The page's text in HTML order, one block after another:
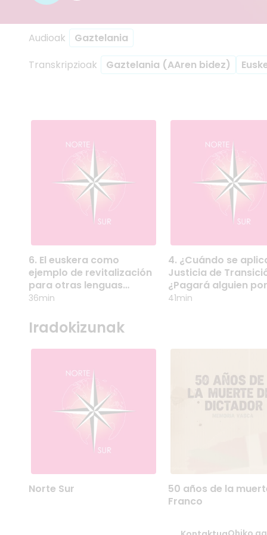
Audioak
Gaztelania
Transkripzioak
Gaztelania (AAren bidez)
6. EL EUSKERA COMO
EJEMPLO DE
REVITALIZACIÓN
PARA OTRAS
MINORITARIAS
4. ¿CUÁNDO SE
APLICA LA
DE TRANSICIÓN?
¿PAGARÁ ALGUIEN
6. El euskera como
ejemplo de revitalización
para otras lenguas
minoritarias
36min
4. ¿Cuándo se
Justicia de
¿Pagará alguien
atrocidades de
41min
Iradokizunak
NORTE SUR
50 AÑOS DE LA
MUERTE DE
Norte Sur
50 años de la
Franco
5.
6. El
Partekatu
4. ¿Cuándo se